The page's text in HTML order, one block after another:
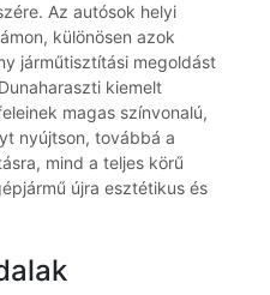
Az autósok helyi
különösen azok
járműtisztítási megoldást
kiemelt
magas színvonalú,
nyújtson, továbbá a
mind a teljes körű
újra esztétikus és